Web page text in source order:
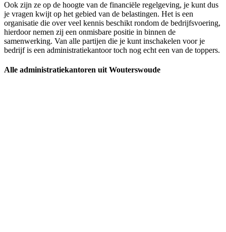
Ook zijn ze op de hoogte van de financiële regelgeving, je kunt dus
je vragen kwijt op het gebied van de belastingen. Het is een
organisatie die over veel kennis beschikt rondom de bedrijfsvoering,
hierdoor nemen zij een onmisbare positie in binnen de
samenwerking. Van alle partijen die je kunt inschakelen voor je
bedrijf is een administratiekantoor toch nog echt een van de toppers.
Alle administratiekantoren uit Wouterswoude